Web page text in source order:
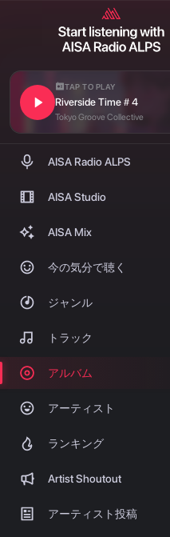
TAP TO PLAY
Riverside Time＃4
Tokyo Groove Collective
AISA Radio ALPS
AISA Studio
AISA Mix
今の気分で聴く
ジャンル
トラック
アルバム
アーティスト
ランキング
Artist Shoutout
アーティスト投稿